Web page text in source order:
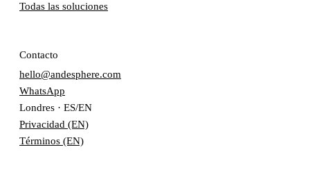
Todas las soluciones
Contacto
hello@andesphere.com
WhatsApp
Londres · ES/EN
Privacidad (EN)
Términos (EN)